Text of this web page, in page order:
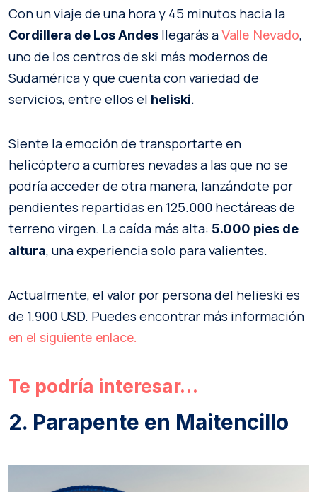
Con un viaje de una hora y 45 minutos hacia la
Cordillera de Los Andes llegarás aValle Nevado,
uno de los centros de ski más modernos de
Sudamérica y que cuenta con variedad de
servicios, entre ellos el heliski.
Siente la emoción de transportarte en
helicóptero a cumbres nevadas a las que no se
podría acceder de otra manera, lanzándote por
pendientes repartidas en 125.000 hectáreas de
terreno virgen. La caída más alta: 5.000 pies de
altura, una experiencia solo para valientes.
Actualmente, el valor por persona del helieski es
de 1.900 USD. Puedes encontrar más información
en el siguiente enlace.
Te podría interesar…
2. Parapente en Maitencillo